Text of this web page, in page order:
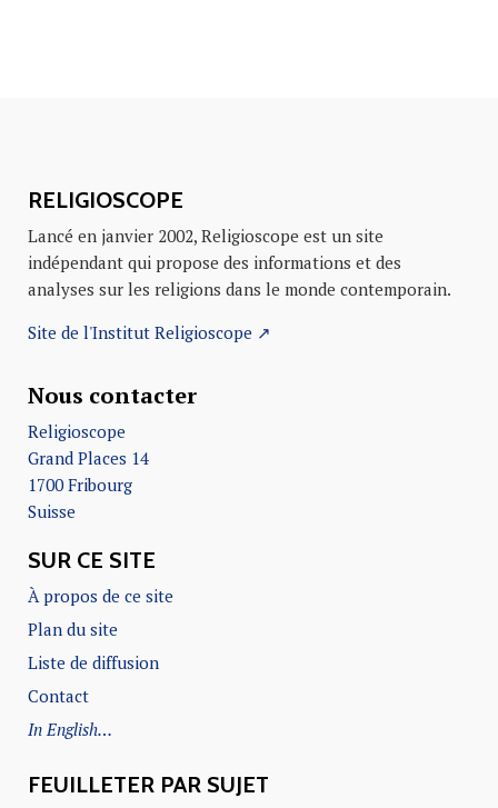
RELIGIOSCOPE
Lancé en janvier 2002, Religioscope est un site
indépendant qui propose des informations et des
analyses sur les religions dans le monde contemporain.
Site de l'Institut Religioscope ↗
Nous contacter
Religioscope
Grand Places 14
1700 Fribourg
Suisse
SUR CE SITE
À propos de ce site
Plan du site
Liste de diffusion
Contact
In English…
FEUILLETER PAR SUJET